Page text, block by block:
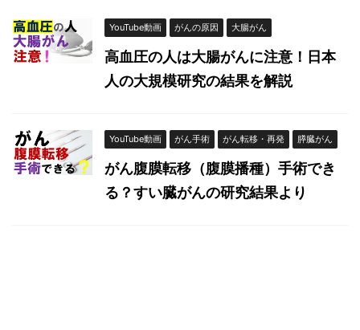
YouTube動画 がんの原因 大腸がん
高血圧の人は大腸がんに注意！日本
人の大規模研究の結果を解説
YouTube動画 がん手術 がん転移・再発 膵臓がん
がん腹膜転移（腹膜播種）手術でき
る？すい臓がんの研究結果より